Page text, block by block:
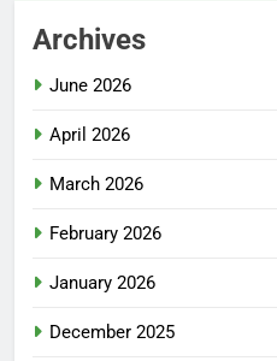
Archives
June 2026
April 2026
March 2026
February 2026
January 2026
December 2025